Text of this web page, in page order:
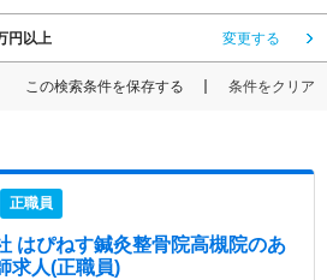
円以上 変更する
この検索条件を保存する 条件をクリア
正職員
はぴねす鍼灸整骨院高槻院のあ
求人(正職員)